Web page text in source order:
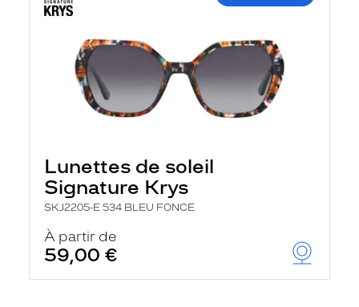
Lunettes de soleil
Signature Krys
SKJ2205-E 534 BLEU FONCE
À partir de
59,00 €